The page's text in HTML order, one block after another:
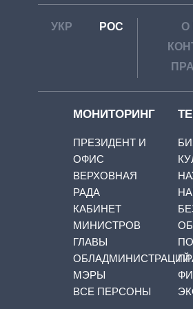
УКР РОС
О
МОНИТОРИНГ
ПРЕЗИДЕНТ И
ОФИС
ВЕРХОВНАЯ
РАДА
КАБИНЕТ
МИНИСТРОВ
ГЛАВЫ
ОБЛАДМИНИСТРАЦИЙ
МЭРЫ
ВСЕ ПЕРСОНЫ